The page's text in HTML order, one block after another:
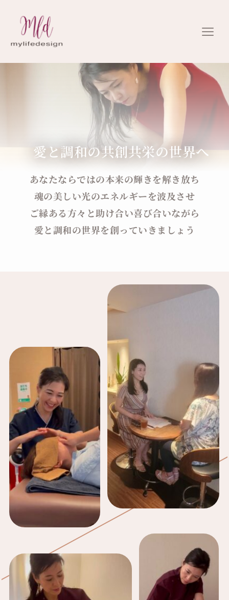
愛と調和の共創共栄の世界へ
あなたならではの本来の輝きを解き放ち
魂の美しい光のエネルギーを波及させ
ご縁ある方々と助け合い喜び合いながら
愛と調和の世界を創っていきましょう